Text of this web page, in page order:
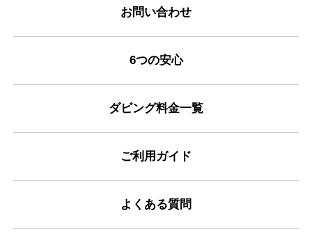
お問い合わせ
6つの安心
ダビング料金一覧
ご利用ガイド
よくある質問